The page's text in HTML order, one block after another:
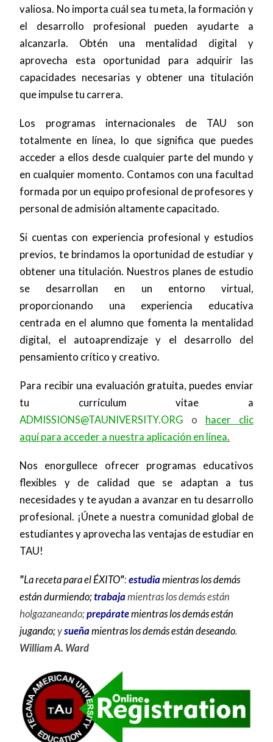
valiosa. No importa cuál sea tu meta, la formación y
el desarrollo profesional pueden ayudarte a
alcanzarla. Obtén una mentalidad digital y
aprovecha esta oportunidad para adquirir las
capacidades necesarias y obtener una titulación
que impulse tu carrera.
Los programas internacionales de TAU son
totalmente en línea, lo que significa que puedes
acceder a ellos desde cualquier parte del mundo y
en cualquier momento. Contamos con una facultad
formada por un equipo profesional de profesores y
personal de admisión altamente capacitado.
Si cuentas con experiencia profesional y estudios
previos, te brindamos la oportunidad de estudiar y
obtener una titulación. Nuestros planes de estudio
se desarrollan en un entorno virtual,
proporcionando una experiencia educativa
centrada en el alumno que fomenta la mentalidad
digital, el autoaprendizaje y el desarrollo del
pensamiento crítico y creativo.
Para recibir una evaluación gratuita, puedes enviar
tu currículum vitae a
ADMISSIONS@TAUNIVERSITY.ORG o
hacer clic
aquí para acceder a nuestra aplicación en línea.
Nos enorgullece ofrecer programas educativos
flexibles y de calidad que se adaptan a tus
necesidades y te ayudan a avanzar en tu desarrollo
profesional. ¡Únete a nuestra comunidad global de
estudiantes y aprovecha las ventajas de estudiar en
TAU!
"La receta para el ÉXITO":estudia mientras los demás
están durmiendo;trabaja mientras los demás están
holgazaneando;prepáratemientras los demás están
jugando;ysueña mientras los demás están deseando.
William A. Ward
Image